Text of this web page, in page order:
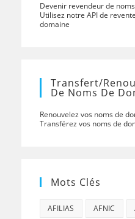
Devenir revendeur de
Utilisez notre API de
domaine
Transfert/
De Noms De
Renouvelez vos noms de
Transférez vos noms de
Mots Clés
AFILIAS AFNIC